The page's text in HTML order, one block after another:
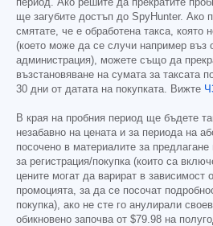
период. Ако решите да прекратите
ще загубите достъп до SpyHunter. Ако
смятате, че е обработена такса, която
(което може да се случи например въз
администрация), можете също да
възстановяване на сумата за таксата
30 дни от датата на покупката. Вижте
В края на пробния период ще бъдете
незабавно на цената и за периода на
посочено в материалите за
за регистрация/покупка (които са
цените могат да варират в зависимост
промоцията, за да се посочат
покупка), ако не сте го анулирали
обикновено започва от $79.98 на